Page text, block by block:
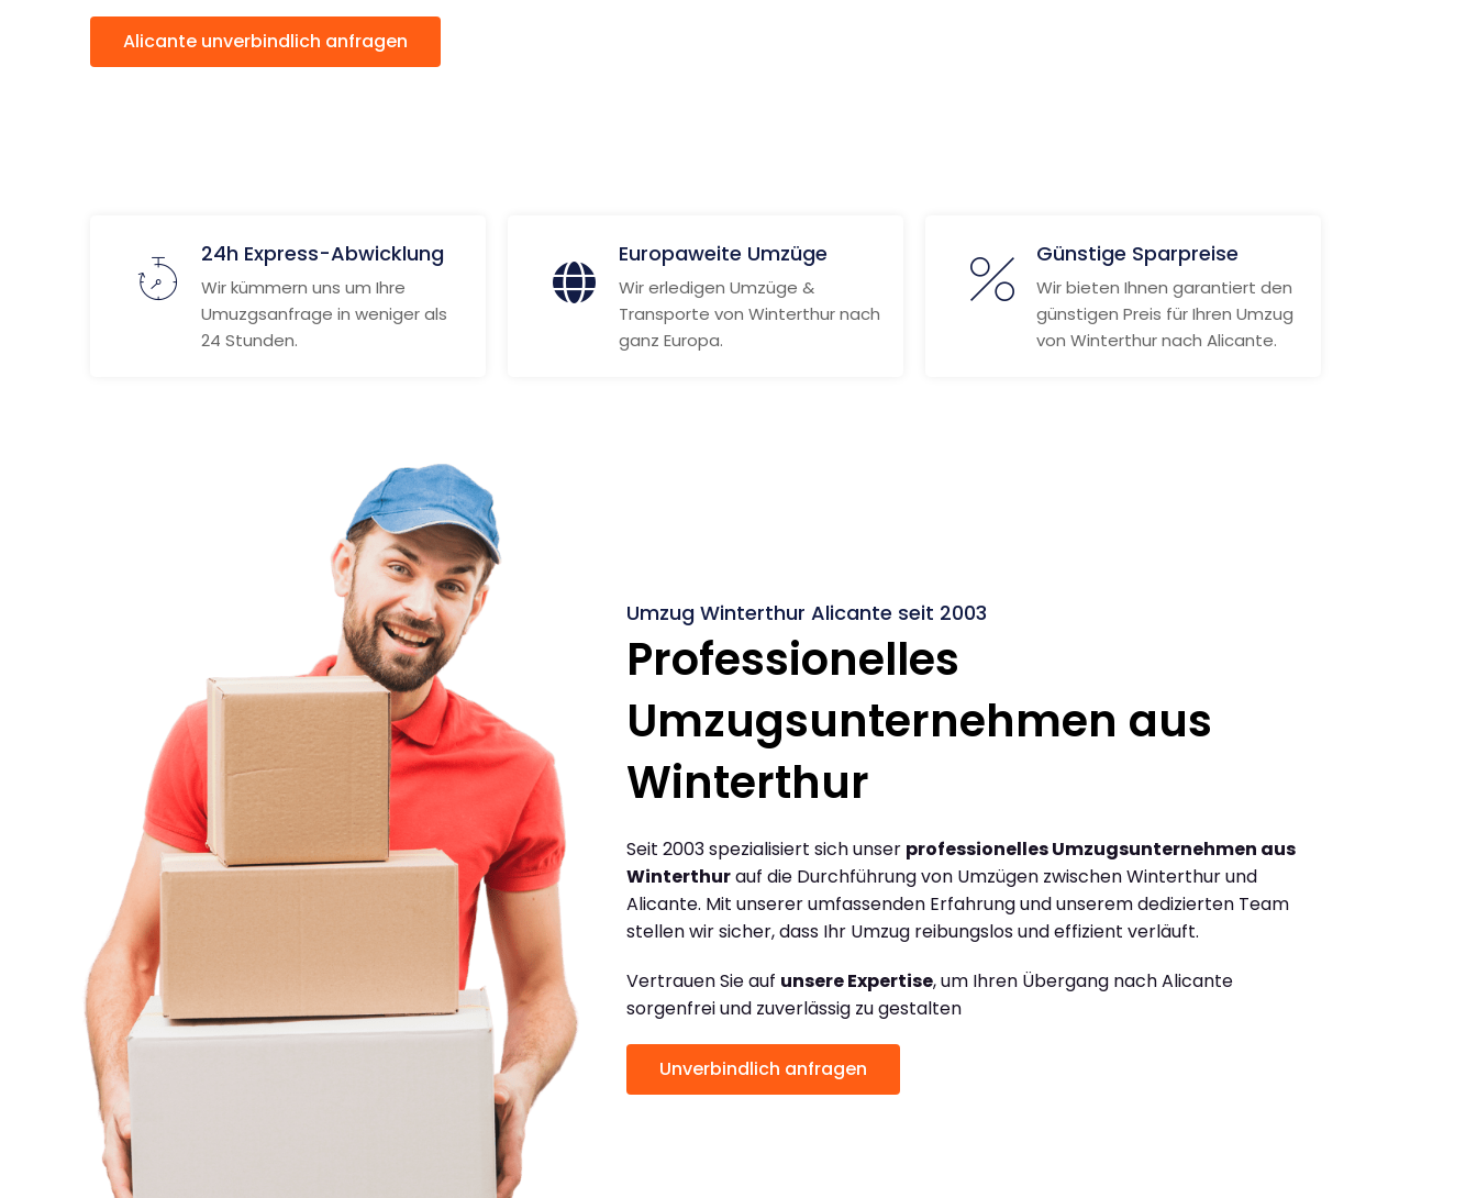
Alicante unverbindlich anfragen
24h Express-Abwicklung
Wir kümmern uns um Ihre
Umuzgsanfrage in weniger als
24 Stunden.
Europaweite Umzüge
Wir erledigen Umzüge &
Transporte von Winterthur nach
ganz Europa.
Günstige Sparpreise
Wir bieten Ihnen garantiert den
günstigen Preis für Ihren Umzug
von Winterthur nach Alicante.
Umzug Winterthur Alicante seit 2003
Professionelles
Umzugsunternehmen aus
Winterthur
Seit 2003 spezialisiert sich unser professionelles Umzugsunternehmen aus
Winterthurauf die Durchführung von Umzügen zwischen Winterthur und
Alicante. Mit unserer umfassenden Erfahrung und unserem dedizierten Team
stellen wir sicher, dass Ihr Umzug reibungslos und effizient verläuft.
Vertrauen Sie auf unsere Expertise, um Ihren Übergang nach Alicante
sorgenfrei und zuverlässig zu gestalten
Unverbindlich anfragen